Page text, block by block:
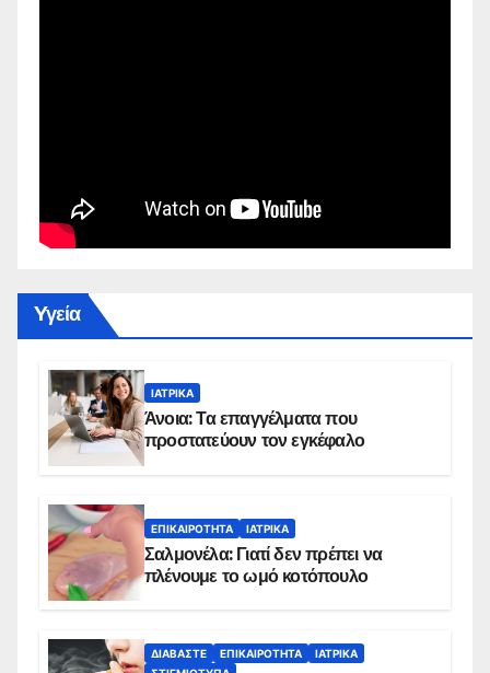
Yγεία
ΙΑΤΡΙΚΆ
Άνοια: Τα επαγγέλματα που
προστατεύουν τον εγκέφαλο
ΕΠΙΚΑΙΡΌΤΗΤΑ ΙΑΤΡΙΚΆ
Σαλμονέλα: Γιατί δεν πρέπει να
πλένουμε το ωμό κοτόπουλο
ΔΙΑΒΆΣΤΕ ΕΠΙΚΑΙΡΌΤΗΤΑ
ΙΑΤΡΙΚΆ